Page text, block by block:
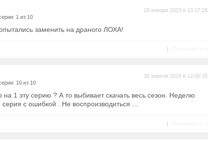
1 из 10
28 января 2023 в 13:17:28
заменить на драного ЛОХА!
|
10 из 10
30 апреля 2024 в 12:00:35
на 1 эту серию ? А то выбивает скачать весь сезон. Неделю
с ошибкой . Не воспроизводиться ...
|